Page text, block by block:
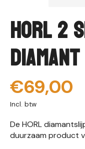
HORL
€69,00
Incl. btw
De HORL
duurzaam product